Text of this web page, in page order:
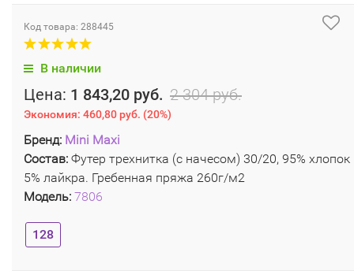
Код товара: 288445
В наличии
Цена: 1 843,20 руб. 2 304 руб.
Экономия: 460,80 руб. (20%)
Бренд: Mini Maxi
Состав: Футер трехнитка (с начесом) 30/20, 95% хлопок
5% лайкра. Гребенная пряжа 260г/м2
Модель: 7806
128